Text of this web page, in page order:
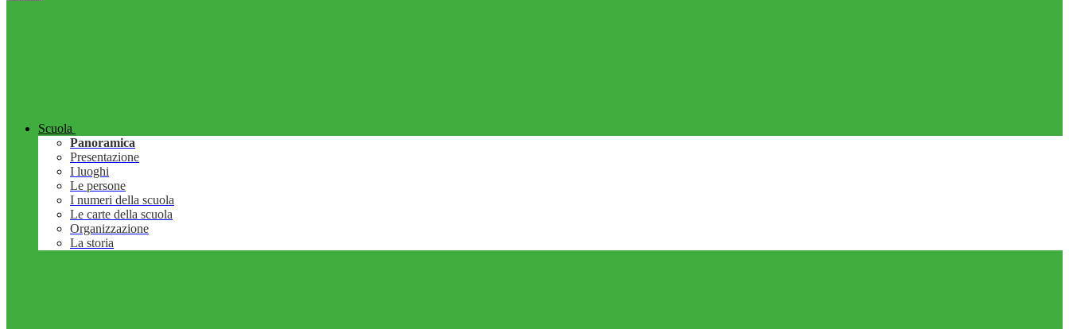
Scuola
Panoramica
Presentazione
I luoghi
Le persone
I numeri della scuola
Le carte della scuola
Organizzazione
La storia